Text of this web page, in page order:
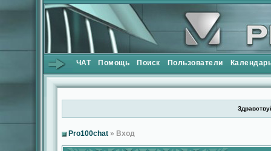
ЧАТ Помощь Поиск Пользователи
Pro100chat » Вход